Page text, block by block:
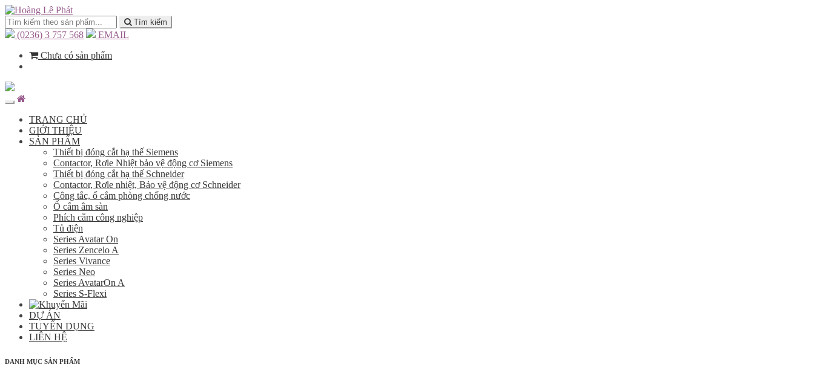
Tìm kiếm
(0236) 3 757 568
EMAIL
Chưa có sản phẩm
TRANG CHỦ
GIỚI THIỆU
SẢN PHẨM
Thiết bị đóng cắt hạ thế Siemens
Contactor, Rơle Nhiệt bảo vệ động cơ Siemens
Thiết bị đóng cắt hạ thế Schneider
Contactor, Rơle nhiệt, Bảo vệ động cơ Schneider
Công tắc, ổ cắm phòng chống nước
Ổ cắm âm sàn
Phích cắm công nghiệp
Tủ điện
Series Avatar On
Series Zencelo A
Series Vivance
Series Neo
Series AvatarOn A
Series S-Flexi
DỰ ÁN
TUYỂN DỤNG
LIÊN HỆ
DANH MỤC SẢN PHẨM